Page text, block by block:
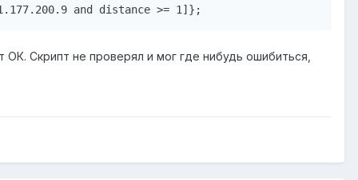
Скрипт не проверял и мог где нибудь ошибиться,